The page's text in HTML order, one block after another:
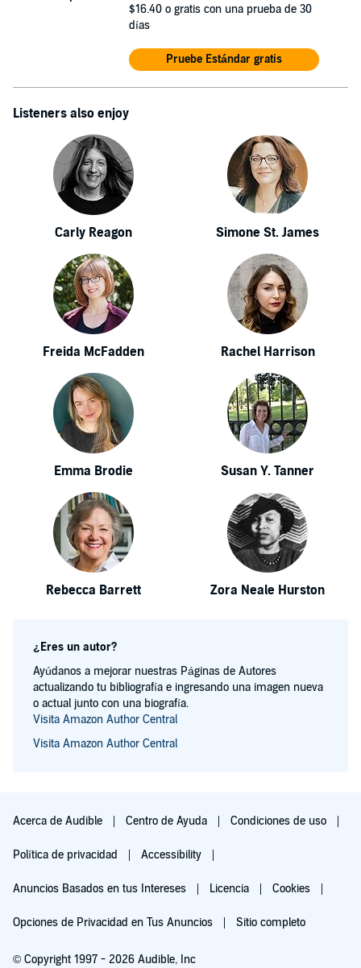
$16.40 o gratis con una prueba de 30
días
Pruebe Estándar gratis
Listeners also enjoy
Carly Reagon Simone St. James
Freida McFadden Rachel Harrison
Emma Brodie Susan Y. Tanner
Rebecca Barrett Zora Neale Hurston
¿Eres un autor?
Ayúdanos a mejorar nuestras Páginas de Autores
actualizando tu bibliografía e ingresando una imagen nueva
o actual junto con una biografía.
Visita Amazon Author Central
Visita Amazon Author Central
Acerca de Audible Centro de Ayuda Condiciones de uso
Política de privacidad Accessibility
Anuncios Basados en tus Intereses Licencia Cookies
Opciones de Privacidad en Tus Anuncios Sitio completo
© Copyright 1997 - 2026 Audible, Inc